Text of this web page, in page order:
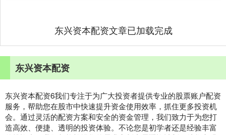
东兴资本配资文章已加载完成
东兴资本配资
东兴资本配资6我们专注于为广大投资者提供专业的股票账户配资
服务，帮助您在股市中快速提升资金使用效率，抓住更多投资机
会。通过灵活的配资方案和安全的资金管理，我们致力于为您打
造高效、便捷、透明的投资体验。不论您是初学者还是经验丰富